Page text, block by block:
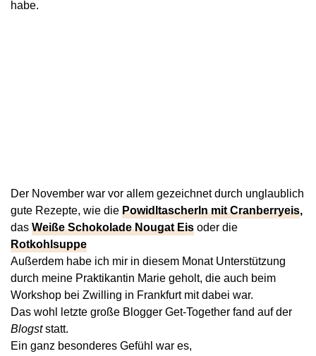
habe.
Der November war vor allem gezeichnet durch unglaublich
gute Rezepte, wie die Powidltascherln mit Cranberryeis,
das Weiße Schokolade Nougat Eis oder die
Rotkohlsuppe
Außerdem habe ich mir in diesem Monat Unterstützung
durch meine Praktikantin Marie geholt, die auch beim
Workshop bei Zwilling in Frankfurt mit dabei war.
Das wohl letzte große Blogger Get-Together fand auf der
Blogst statt.
Ein ganz besonderes Gefühl war es,